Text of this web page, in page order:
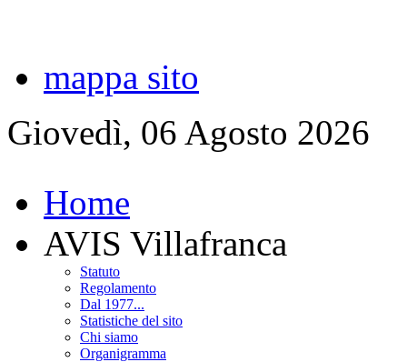
mappa sito
Giovedì, 06 Agosto 2026
Home
AVIS Villafranca
Statuto
Regolamento
Dal 1977...
Statistiche del sito
Chi siamo
Organigramma